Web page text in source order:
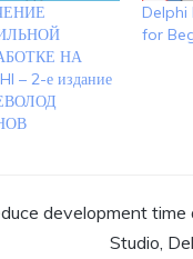
НА
– 2-е издание
Delphi
for
development
Studio,